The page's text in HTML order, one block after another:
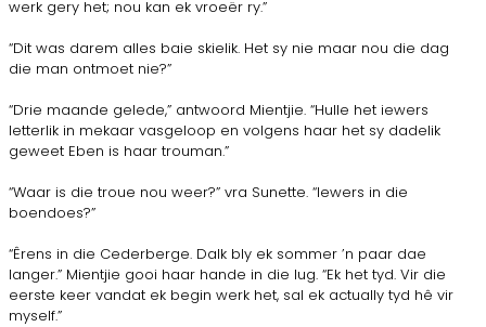
werk gery het; nou kan ek vroeër ry.”
“Dit was darem alles baie skielik. Het sy nie maar nou die dag
die man ontmoet nie?”
“Drie maande gelede,” antwoord Mientjie. “Hulle het iewers
letterlik in mekaar vasgeloop en volgens haar het sy dadelik
geweet Eben is haar trouman.”
“Waar is die troue nou weer?” vra Sunette. “Iewers in die
boendoes?”
“Êrens in die Cederberge. Dalk bly ek sommer ’n paar dae
langer.” Mientjie gooi haar hande in die lug. “Ek het tyd. Vir die
eerste keer vandat ek begin werk het, sal ek actually tyd hê vir
myself.”